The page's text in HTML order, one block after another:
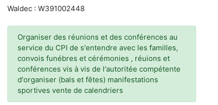
Waldec : W391002448
Organiser des réunions et des conférences au
service du CPI de s'entendre avec les familles,
convois funébres et cérémonies , réuions et
conférences vis à vis de l'autoritée compétente
d'organiser (bals et fêtes) manifestations
sportives vente de calendriers